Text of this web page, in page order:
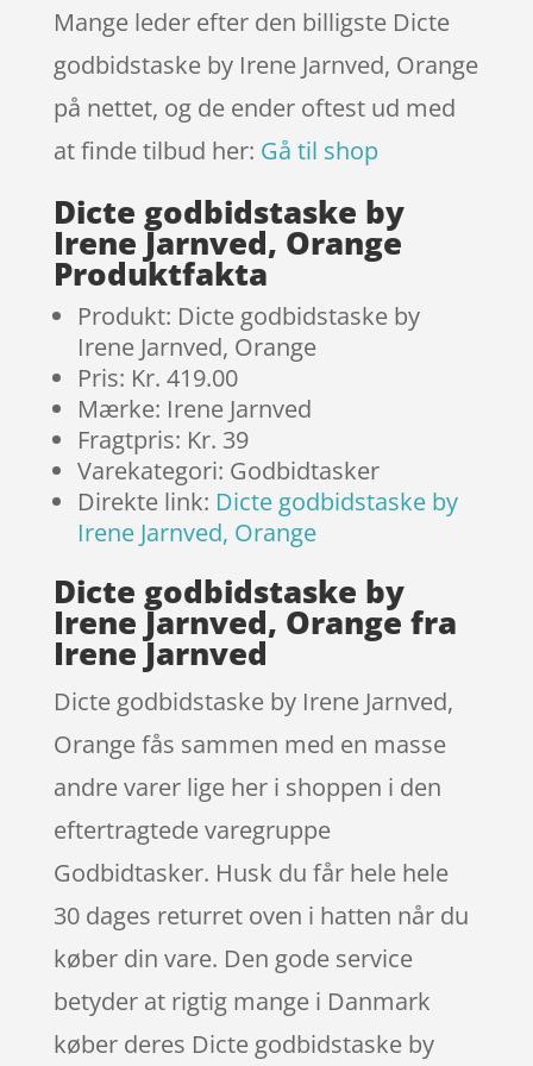
Mange leder efter den billigste Dicte
godbidstaske by Irene Jarnved, Orange
på nettet, og de ender oftest ud med
at finde tilbud her: Gå til shop
Dicte godbidstaske by
Irene Jarnved, Orange
Produktfakta
Produkt: Dicte godbidstaske by
Irene Jarnved, Orange
Pris: Kr. 419.00
Mærke: Irene Jarnved
Fragtpris: Kr. 39
Varekategori: Godbidtasker
Direkte link: Dicte godbidstaske by
Irene Jarnved, Orange
Dicte godbidstaske by
Irene Jarnved, Orange fra
Irene Jarnved
Dicte godbidstaske by Irene Jarnved,
Orange fås sammen med en masse
andre varer lige her i shoppen i den
eftertragtede varegruppe
Godbidtasker. Husk du får hele hele
30 dages returret oven i hatten når du
køber din vare. Den gode service
betyder at rigtig mange i Danmark
køber deres Dicte godbidstaske by